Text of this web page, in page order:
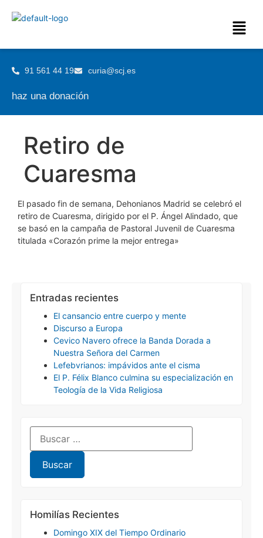
91 561 44 19 curia@scj.es
haz una donación
Retiro de
Cuaresma
El pasado fin de semana, Dehonianos Madrid se celebró el
retiro de Cuaresma, dirigido por el P. Ángel Alindado, que
se basó en la campaña de Pastoral Juvenil de Cuaresma
titulada «Corazón prime la mejor entrega»
Entradas recientes
El cansancio entre cuerpo y mente
Discurso a Europa
Cevico Navero ofrece la Banda Dorada a
Nuestra Señora del Carmen
Lefebvrianos: impávidos ante el cisma
El P. Félix Blanco culmina su especialización en
Teología de la Vida Religiosa
Homilías Recientes
Domingo XIX del Tiempo Ordinario